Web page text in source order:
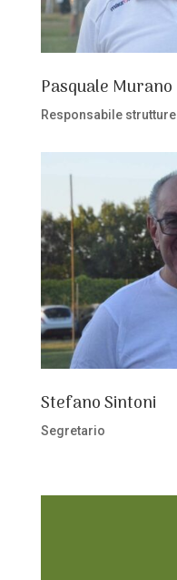
Pasquale Murano
Responsabile strutture
Stefano Sintoni
Segretario